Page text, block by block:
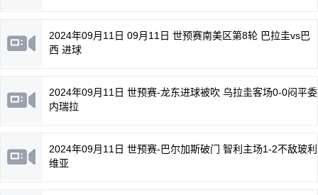
2024年09月11日 09月11日 世预赛南美区第8轮 巴拉圭vs巴
西 进球
2024年09月11日 世预赛-龙东进球被吹 乌拉圭客场0-0闷平委
内瑞拉
2024年09月11日 世预赛-巴尔加斯破门 智利主场1-2不敌玻利
维亚